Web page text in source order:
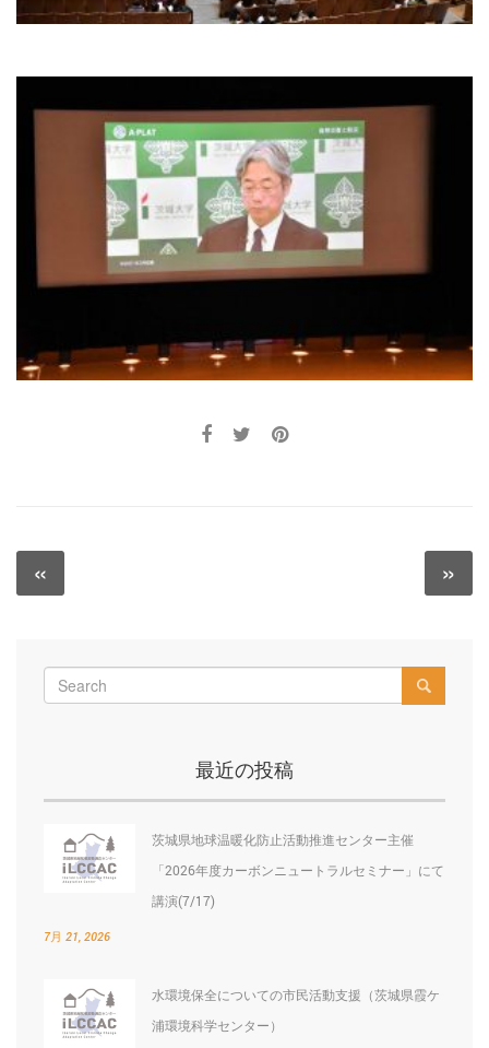
投
稿
ビ
ゲ
Previous
« »
最近の投稿
茨城県地球温暖化防止活動推進センター主催
「2026年度カーボンニュートラルセミナー」にて
講演(7/17)
7月 21, 2026
水環境保全についての市民活動支援（茨城県霞ケ
浦環境科学センター）